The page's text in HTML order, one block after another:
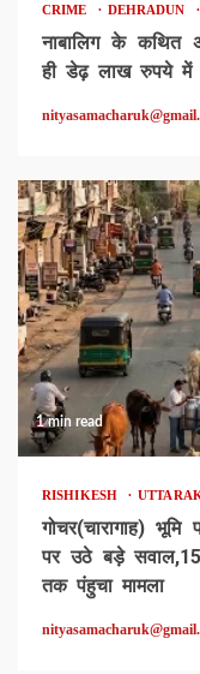
CRIME DEHRADUN
नाबालिग के कथित
ही डेढ़ लाख रुपये में
1 min read
RISHIKESH
गोचर(चारागाह) भूमि
पर उठे बड़े
तक पंहुचा मामला